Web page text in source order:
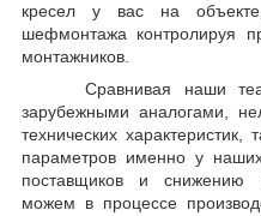
кресел у вас на
шефмонтажа контролируя
монтажников.
Сравнивая наши
зарубежными аналогами,
технических
параметров именно у
поставщиков и снижению
можем в процессе